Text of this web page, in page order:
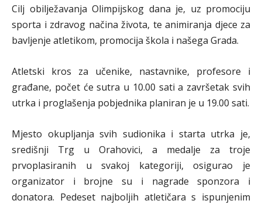
Cilj obilježavanja Olimpijskog dana je, uz promociju
sporta i zdravog načina života, te animiranja djece za
bavljenje atletikom, promocija škola i našega Grada.
Atletski kros za učenike, nastavnike, profesore i
građane, počet će sutra u 10.00 sati a završetak svih
utrka i proglašenja pobjednika planiran je u 19.00 sati.
Mjesto okupljanja svih sudionika i starta utrka je,
središnji Trg u Orahovici, a medalje za troje
prvoplasiranih u svakoj kategoriji, osigurao je
organizator i brojne su i nagrade sponzora i
donatora. Pedeset najboljih atletičara s ispunjenim